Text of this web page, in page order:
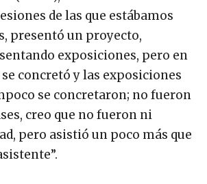
de las que estábamos
presentó un proyecto,
exposiciones, pero en
concretó y las exposiciones
se concretaron; no fueron
creo que no fueron ni
pero asistió un poco más que